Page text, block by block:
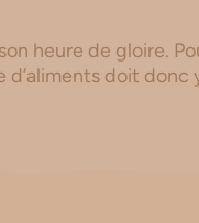
heure de gloire.
doit donc